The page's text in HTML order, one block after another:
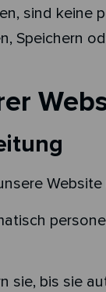
sind keine
Speichern
sie, bis sie